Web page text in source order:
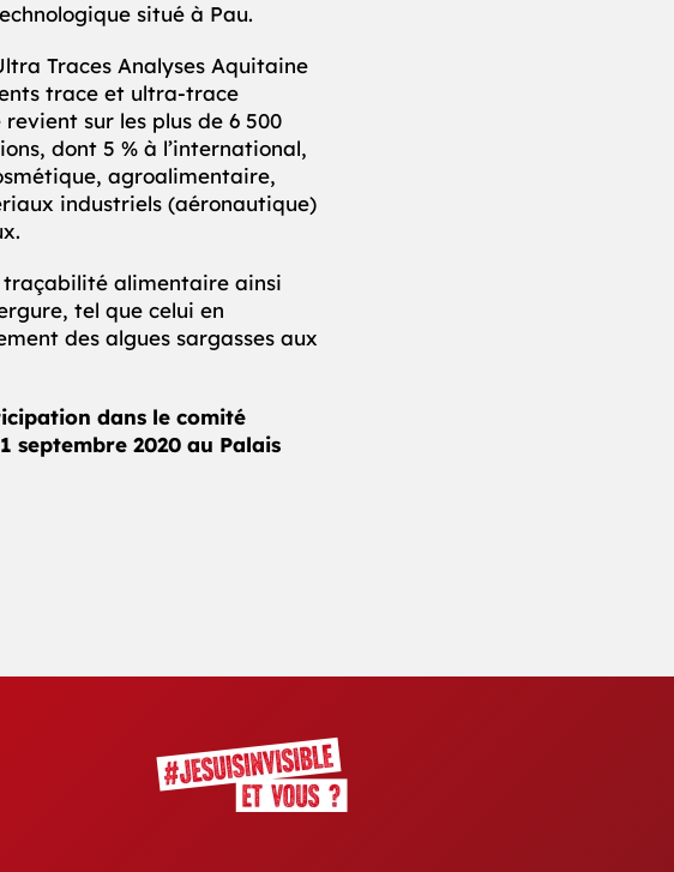
situé à Pau.
Traces Analyses Aquitaine
trace et ultra-trace
sur les plus de 6 500
dont 5 % à l’international,
agroalimentaire,
industriels (aéronautique)
traçabilité alimentaire ainsi
tel que celui en
des algues sargasses aux
dans le comité
septembre 2020 au Palais